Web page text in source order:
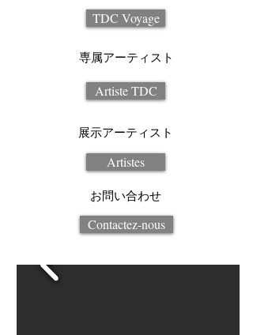
TDC Voyage
専属アーティスト
Artiste TDC
展示アーティスト
Artistes
お問い合わせ
Contactez-nous